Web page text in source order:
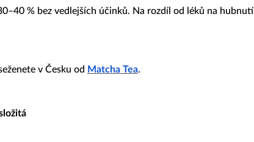
% bez vedlejších účinků. Na rozdíl od léků na hubnutí
v Česku od Matcha Tea.